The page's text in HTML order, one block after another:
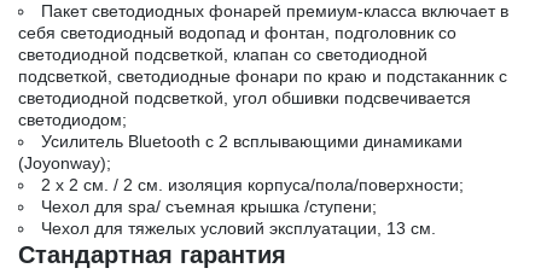
Пакет светодиодных фонарей премиум-класса включает в
себя светодиодный водопад и фонтан, подголовник со
светодиодной подсветкой, клапан со светодиодной
подсветкой, светодиодные фонари по краю и подстаканник с
светодиодной подсветкой, угол обшивки подсвечивается
светодиодом;
Усилитель Bluetooth с 2 всплывающими динамиками
(Joyonway);
2 х 2 см. / 2 см. изоляция корпуса/пола/поверхности;
Чехол для spa/ съемная крышка /ступени;
Чехол для тяжелых условий эксплуатации, 13 см.
Стандартная гарантия